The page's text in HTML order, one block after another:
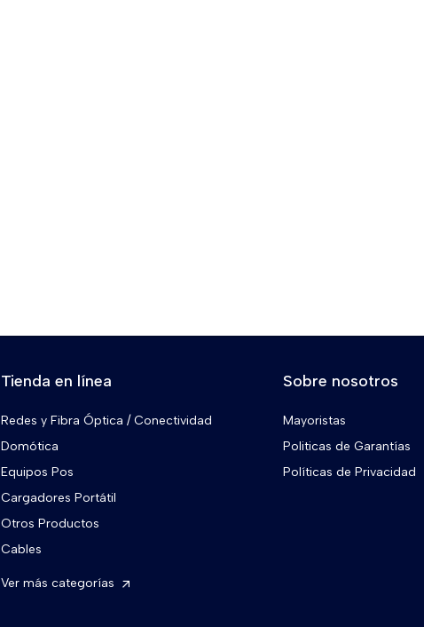
Tienda en línea
Redes y Fibra Óptica / Conectividad
Domótica
Equipos Pos
Cargadores Portátil
Otros Productos
Cables
Ver más categorías
Sobre nosotros
Mayoristas
Politicas de Garantías
Políticas de Privacidad